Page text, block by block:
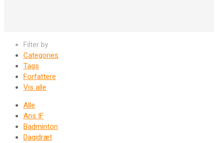
Filter by
Categories
Tags
Forfattere
Vis alle
Alle
Ans IF
Badminton
Dagidræt